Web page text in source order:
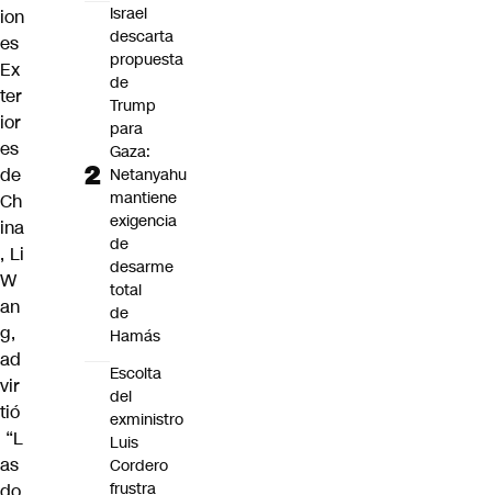
ion
es
Ex
ter
ior
es
de
Ch
ina
, Li
W
an
g,
ad
vir
tió
“L
as
Israel
descarta
propuesta
de
Trump
para
Gaza:
Netanyahu
mantiene
exigencia
de
desarme
total
de
Hamás
Escolta
del
exministro
Luis
Cordero
frustra